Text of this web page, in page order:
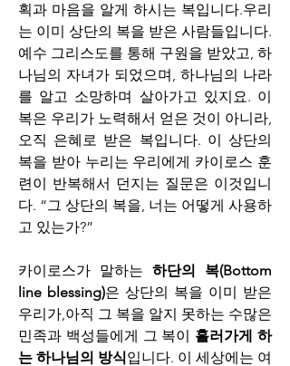
획과 마음을 알게 하시는 복입니다.우리
는 이미 상단의 복을 받은 사람들입니다.
예수 그리스도를 통해 구원을 받았고, 하
나님의 자녀가 되었으며, 하나님의 나라
를 알고 소망하며 살아가고 있지요. 이
복은 우리가 노력해서 얻은 것이 아니라,
오직 은혜로 받은 복입니다. 이 상단의
복을 받아 누리는 우리에게 카이로스 훈
련이 반복해서 던지는 질문은 이것입니
다. “그 상단의 복을, 너는 어떻게 사용하
고 있는가?”
카이로스가 말하는 하단의 복(Bottom
line blessing)은 상단의 복을 이미 받은
우리가,아직 그 복을 알지 못하는 수많은
민족과 백성들에게 그 복이 흘러가게 하
는 하나님의 방식입니다. 이 세상에는 여